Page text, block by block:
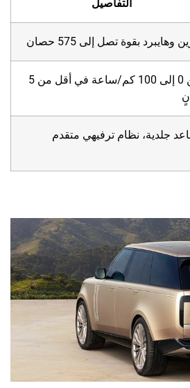
التفاصيل
وهايبرد بقوة تصل إلى 575 حصان
من 0 إلى 100 كم/ساعة في أقل من 5
جلدية، نظام ترفيهي متقدم